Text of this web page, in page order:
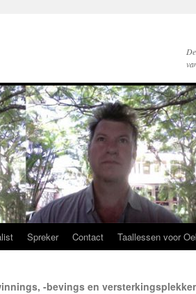
Spreker Contact Taallessen voor
-bevings en